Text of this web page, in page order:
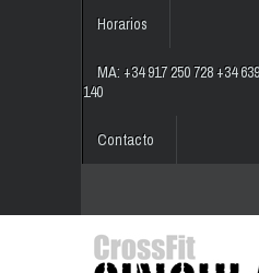
Horarios
MA: +34 917 250 728 +34
140
Contacto